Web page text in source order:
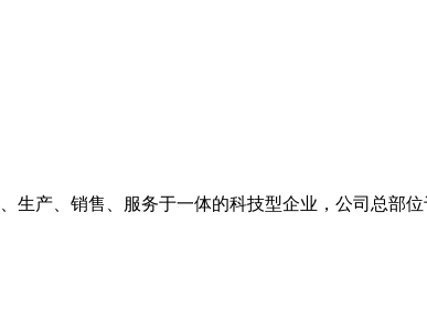
生产、销售、服务于一体的科技型企业，公司总部